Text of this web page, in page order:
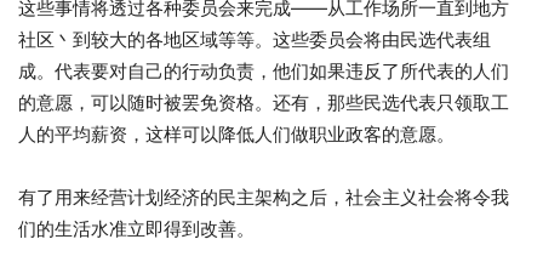
这些事情将透过各种委员会来完成——从工作场所一直到地方
社区丶到较大的各地区域等等。这些委员会将由民选代表组
成。代表要对自己的行动负责，他们如果违反了所代表的人们
的意愿，可以随时被罢免资格。还有，那些民选代表只领取工
人的平均薪资，这样可以降低人们做职业政客的意愿。
有了用来经营计划经济的民主架构之后，社会主义社会将令我
们的生活水准立即得到改善。